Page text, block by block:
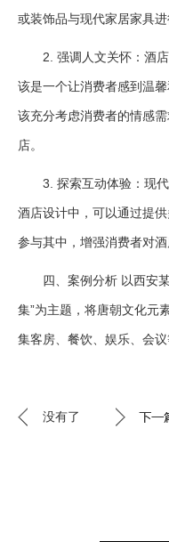
或装饰品与现代家居家具进
2. 强调人文关怀：酒
该是一个让消费者感到温
该充分考虑消费者的情感
店。
3. 探索互动体验：现
酒店设计中，可以通过提
参与其中，增强消费者对酒
四、案例分析 以西安
集”为主题，将唐朝文化元
集客房、餐饮、娱乐、会
没有了